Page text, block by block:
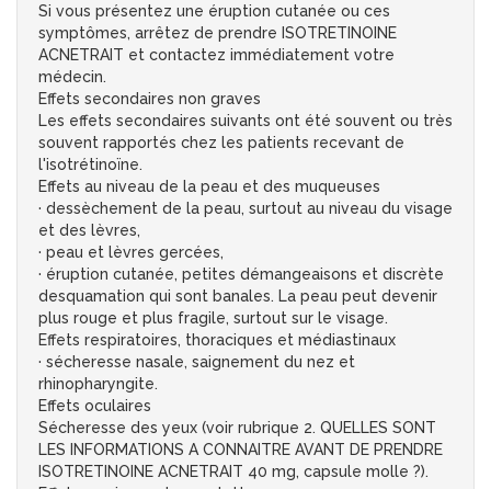
Si vous présentez une éruption cutanée ou ces
symptômes, arrêtez de prendre ISOTRETINOINE
ACNETRAIT et contactez immédiatement votre
médecin.
Effets secondaires non graves
Les effets secondaires suivants ont été souvent ou très
souvent rapportés chez les patients recevant de
l'isotrétinoïne.
Effets au niveau de la peau et des muqueuses
· dessèchement de la peau, surtout au niveau du visage
et des lèvres,
· peau et lèvres gercées,
· éruption cutanée, petites démangeaisons et discrète
desquamation qui sont banales. La peau peut devenir
plus rouge et plus fragile, surtout sur le visage.
Effets respiratoires, thoraciques et médiastinaux
· sécheresse nasale, saignement du nez et
rhinopharyngite.
Effets oculaires
Sécheresse des yeux (voir rubrique 2. QUELLES SONT
LES INFORMATIONS A CONNAITRE AVANT DE PRENDRE
ISOTRETINOINE ACNETRAIT 40 mg, capsule molle ?).